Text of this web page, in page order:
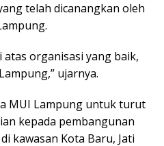
telah dicanangkan oleh
organisasi yang baik,
ujarnya.
MUI Lampung untuk turut
kepada pembangunan
kawasan Kota Baru, Jati